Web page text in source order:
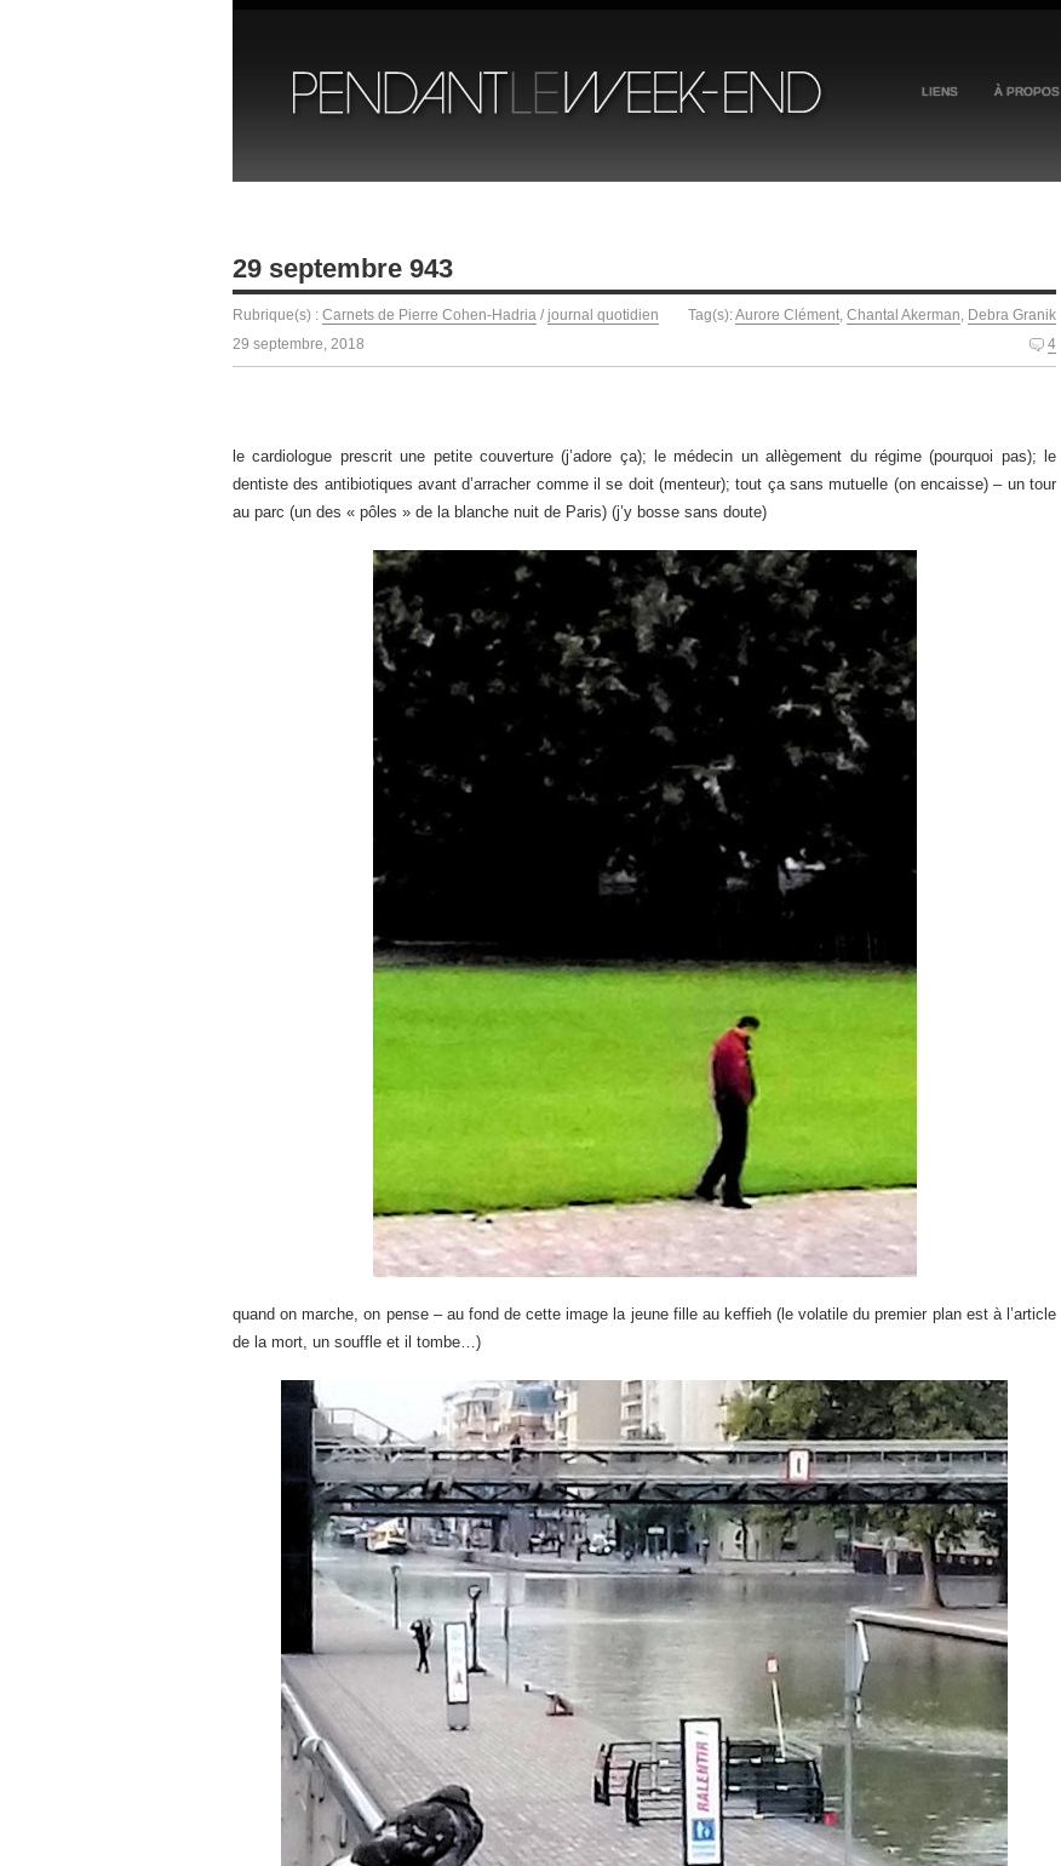
LIENS À PROPOS
29 septembre 943
Rubrique(s) : Carnets de Pierre Cohen-Hadria / journal quotidien Tag(s):Aurore Clément, Chantal Akerman, Debra Granik
29 septembre, 2018
4
le cardiologue prescrit une petite couverture (j’adore ça); le médecin un allègement du régime (pourquoi pas); le
dentiste des antibiotiques avant d’arracher comme il se doit (menteur); tout ça sans mutuelle (on encaisse) – un tour
au parc (un des « pôles » de la blanche nuit de Paris) (j’y bosse sans doute)
quand on marche, on pense – au fond de cette image la jeune fille au keffieh (le volatile du premier plan est à l’article
de la mort, un souffle et il tombe…)